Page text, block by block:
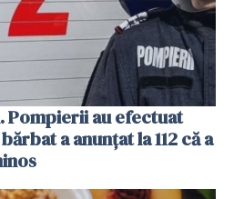
Pompierii au efectuat
a anunțat la 112 că a